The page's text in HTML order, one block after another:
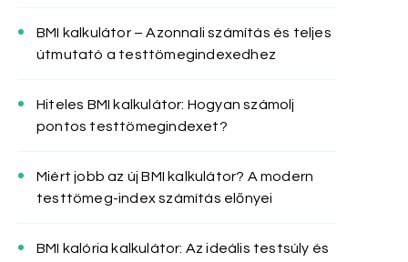
BMI kalkulátor – Azonnali számítás és teljes
útmutató a testtömegindexedhez
Hiteles BMI kalkulátor: Hogyan számolj
pontos testtömegindexet?
Miért jobb az új BMI kalkulátor? A modern
testtömeg-index számítás előnyei
BMI kalória kalkulátor: Az ideális testsúly és